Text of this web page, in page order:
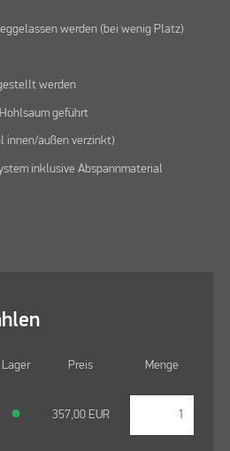
werden (bei wenig Platz)
werden
geführt
innen/außen verzinkt)
inklusive Abspannmaterial
Lager Preis Menge
● 357,00 EUR